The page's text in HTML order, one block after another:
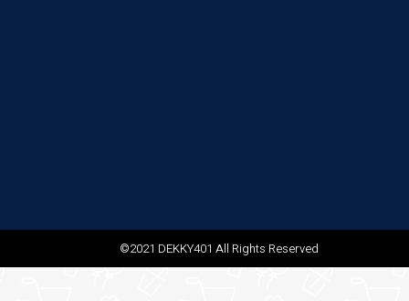
©2021 DEKKY401 All Rights Reserved